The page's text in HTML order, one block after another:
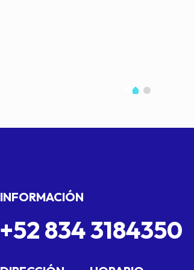
INFORMACIÓN
+52 834 3184350